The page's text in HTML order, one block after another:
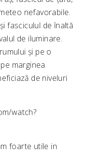
nefavorabile.
fasciculul de înaltă
de iluminare.
și pe o
marginea
de niveluri
watch?
foarte utile in